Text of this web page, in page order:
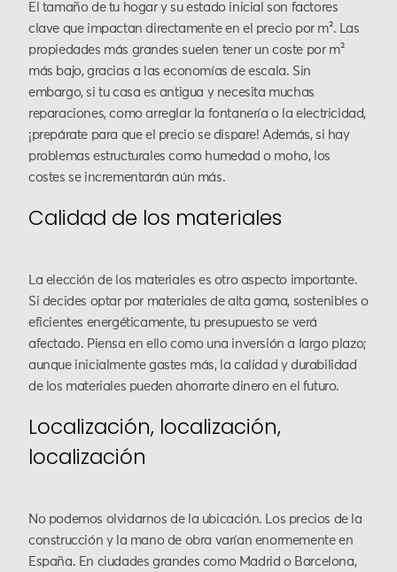
El tamaño de tu hogar y su estado inicial son factores
clave que impactan directamente en el precio por m². Las
propiedades más grandes suelen tener un coste por m²
más bajo, gracias a las economías de escala. Sin
embargo, si tu casa es antigua y necesita muchas
reparaciones, como arreglar la fontanería o la electricidad,
¡prepárate para que el precio se dispare! Además, si hay
problemas estructurales como humedad o moho, los
costes se incrementarán aún más.
Calidad de los materiales
La elección de los materiales es otro aspecto importante.
Si decides optar por materiales de alta gama, sostenibles o
eficientes energéticamente, tu presupuesto se verá
afectado. Piensa en ello como una inversión a largo plazo;
aunque inicialmente gastes más, la calidad y durabilidad
de los materiales pueden ahorrarte dinero en el futuro.
Localización, localización,
localización
No podemos olvidarnos de la ubicación. Los precios de la
construcción y la mano de obra varían enormemente en
España. En ciudades grandes como Madrid o Barcelona,